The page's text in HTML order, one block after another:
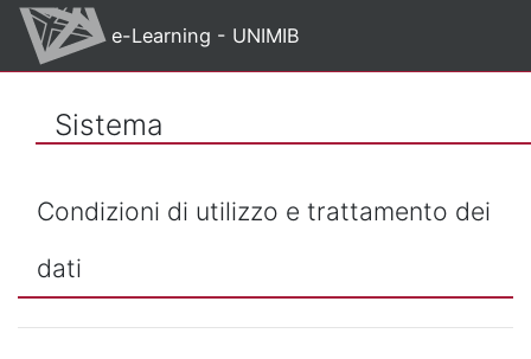
Vai al contenuto principale
e-Learning - UNIMIB
Sistema
Condizioni di utilizzo e trattamento dei
dati